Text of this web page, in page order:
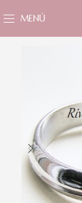
MENÚ